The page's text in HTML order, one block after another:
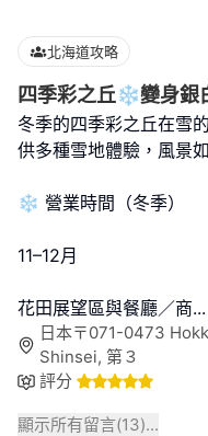
北海道攻略
四季彩之丘❄️變身銀
冬季的四季彩之丘在雪
供多種雪地體驗，風景
❄️ 營業時間（冬季）
11–12月
花田展望區與餐廳／商...
日本〒071-0473
Shinsei, 第３
評分
顯示所有留言(13)...